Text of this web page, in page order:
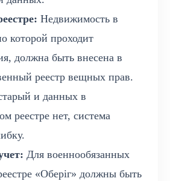
Недвижимость в
которой проходит
должна быть внесена в
реестр вещных прав.
и данных в
реестре нет, система
Для военнообязанных
«Оберіг» должны быть